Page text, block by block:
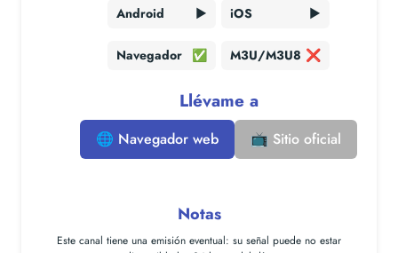
Android ▶️ iOS ▶️
Navegador ✅ M3U/M3U8 ❌
Llévame a
🌐 Navegador web 📺 Sitio oficial
Notas
Este canal tiene una emisión eventual: su señal puede no estar